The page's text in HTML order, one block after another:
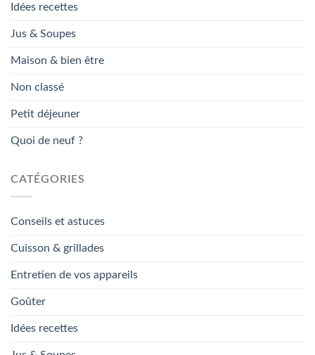
Idées recettes
Jus & Soupes
Maison & bien être
Non classé
Petit déjeuner
Quoi de neuf ?
CATÉGORIES
Conseils et astuces
Cuisson & grillades
Entretien de vos appareils
Goûter
Idées recettes